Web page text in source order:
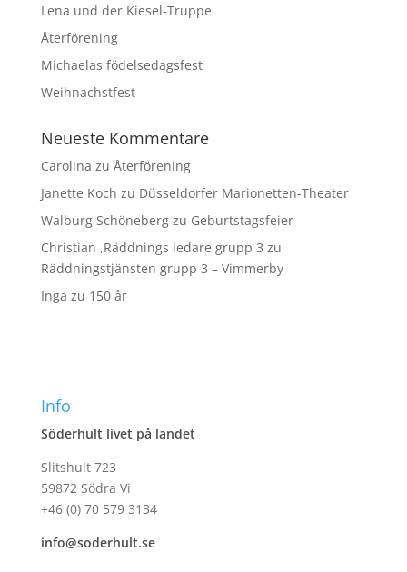
Lena und der Kiesel-Truppe
Återförening
Michaelas födelsedagsfest
Weihnachstfest
Neueste Kommentare
Carolina zu Återförening
Janette Koch zu Düsseldorfer Marionetten-Theater
Walburg Schönebergzu Geburtstagsfeier
Christian ,Räddnings ledare grupp 3 zu
Räddningstjänsten grupp 3 – Vimmerby
Inga zu 150 år
Info
Söderhult livet på landet
Slitshult 723
59872 Södra Vi
+46 (0) 70 579 3134
info@soderhult.se